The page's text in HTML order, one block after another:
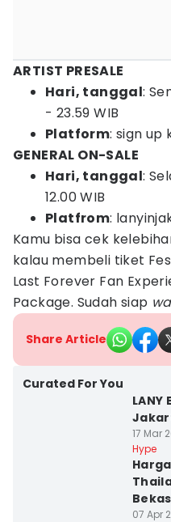
ARTIST PRESALE
Hari, tanggal:
- 23.59 WIB
Platform: sign up
GENERAL ON-SALE
Hari, tanggal:
12.00 WIB
Platfrom:
Kamu bisa cek
kalau membeli tiket
Last Forever Fan
Package. Sudah siap
Share Article
Curated For You
17 Mar
Hype
07 Apr